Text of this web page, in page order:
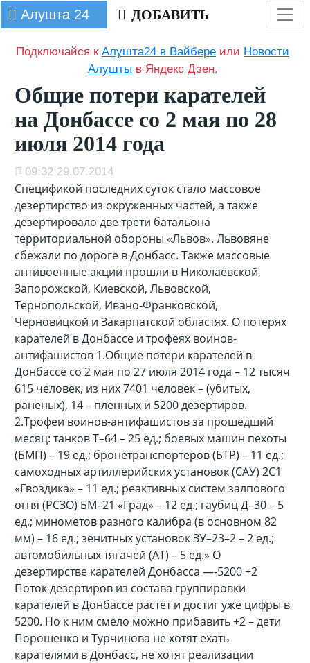
Алушта 24 ДОБАВИТЬ
Подключайся кАлушта24 в Вайбере или Новости
Алушты в Яндекс Дзен.
Общие потери карателей
на Донбассе со 2 мая по 28
июля 2014 года
09:32 29.07.2014
Спецификой последних суток стало массовое
дезертирство из окруженных частей, а также
дезертировало две трети батальона
территориальной обороны «Львов». Львовяне
сбежали по дороге в Донбасс. Также массовые
антивоенные акции прошли в Николаевской,
Запорожской, Киевской, Львовской,
Тернопольской, Ивано-Франковской,
Черновицкой и Закарпатской областях. О потерях
карателей в Донбассе и трофеях воинов-
антифашистов 1.Общие потери карателей в
Донбассе со 2 мая по 27 июля 2014 года – 12 тысяч
615 человек, из них 7401 человек – (убитых,
раненых), 14 – пленных и 5200 дезертиров.
2.Трофеи воинов-антифашистов за прошедший
месяц: танков Т–64 – 25 ед.; боевых машин пехоты
(БМП) – 19 ед.; бронетранспортеров (БТР) – 11 ед.;
самоходных артиллерийских установок (САУ) 2С1
«Гвоздика» – 11 ед.; реактивных систем залпового
огня (РСЗО) БМ–21 «Град» – 12 ед.; гаубиц Д–30 – 5
ед.; минометов разного калибра (в основном 82
мм) – 16 ед.; зенитных установок ЗУ–23–2 – 2 ед.;
автомобильных тягачей (АТ) – 5 ед.» О
дезертирстве карателей Донбасса —-5200 +2
Поток дезертиров из состава группировки
карателей в Донбассе растет и достиг уже цифры в
5200. Но к ним смело можно прибавить +2 – дети
Порошенко и Турчинова не хотят ехать
карателями в Донбасс, не хотят реализации